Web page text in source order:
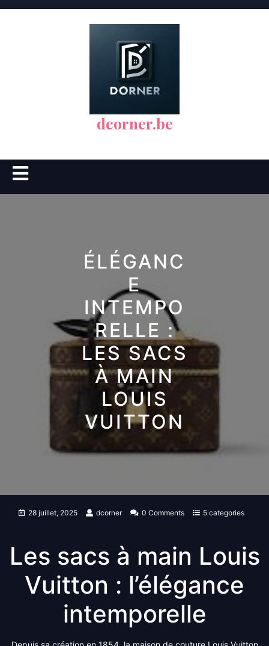
dcorner.be
Open
Button
ÉLÉGANC
E
INTEMPO
RELLE :
LES SACS
À MAIN
LOUIS
VUITTON
28 juillet, 2025 dcorner 0 Comments 5 categories
Les sacs à main Louis
Vuitton : l’élégance
intemporelle